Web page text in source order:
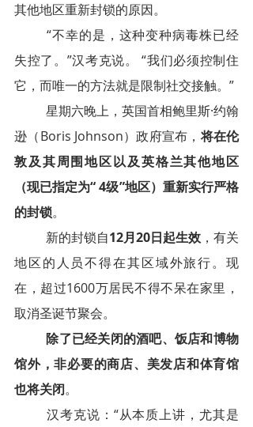
其他地区重新封锁的原因。
“不幸的是，这种变种病毒株已经
失控了。”汉考克说。 “我们必须控制住
它，而唯一的方法就是限制社交接触。”
星期六晚上，英国首相鲍里斯·约翰
逊（Boris Johnson）政府宣布，将在伦
敦及其周围地区以及英格兰其他地区
（现已指定为“ 4级”地区）重新实行严格
的封锁。
新的封锁自12月20日起生效 ，有关
地区的人员不得在其区域外旅行。现
在，超过1600万居民不得不呆在家里，
取消圣诞节聚会。
除了已经关闭的酒吧、饭店和博物
馆外，非必要的商店、美发店和体育馆
也将关闭。
汉考克说：“从本质上讲，尤其是